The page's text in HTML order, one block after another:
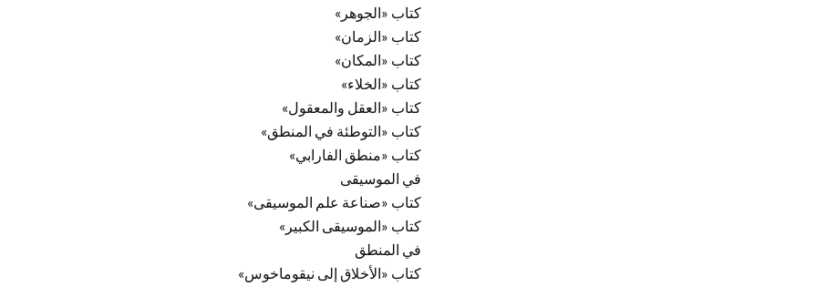
كتاب «الجوهر»
كتاب «الزمان»
كتاب «المكان»
كتاب «الخلاء»
كتاب «العقل والمعقول»
كتاب «التوطئة في المنطق»
كتاب «منطق الفارابي»
في الموسيقى
كتاب «صناعة علم الموسيقى»
كتاب «الموسيقى الكبير»
في المنطق
كتاب «الأخلاق إلى نيقوماخوس»